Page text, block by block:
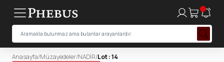
Anasayfa/Müzayedeler/NADİR/Lot : 14